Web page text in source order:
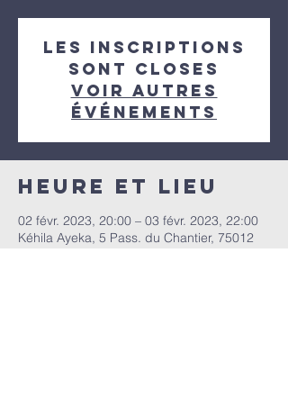
Les inscriptions
sont closes
Voir autres
événements
Heure et lieu
02 févr. 2023, 20:00 – 03 févr. 2023, 22:00
Kéhila Ayeka, 5 Pass. du Chantier, 75012